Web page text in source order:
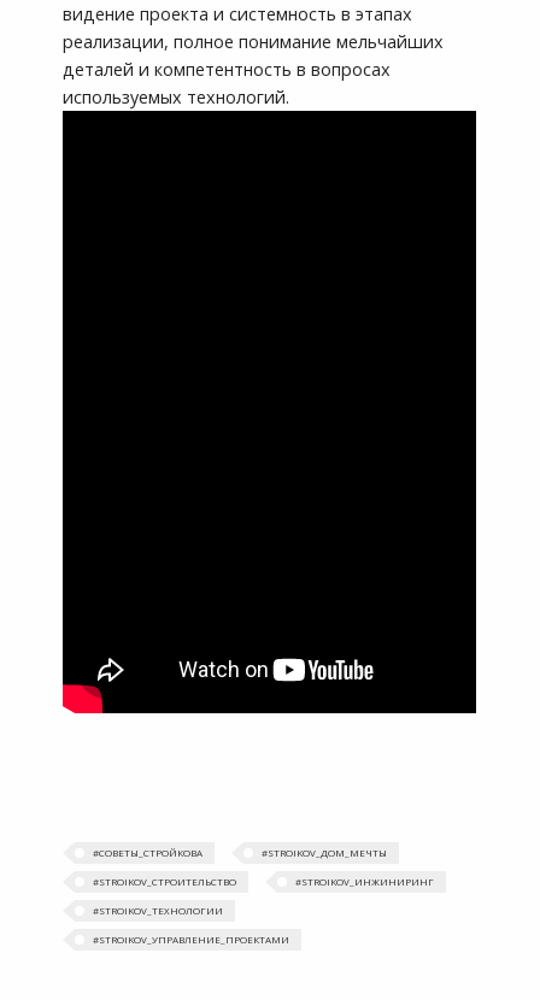
видение проекта и системность в этапах
реализации, полное понимание мельчайших
деталей и компетентность в вопросах
используемых технологий.
#‎СОВЕТЫ_СТРОЙКОВА #‎STROIKOV_ДОМ_МЕЧТЫ‬
#STROIKOV_СТРОИТЕЛЬСТВО #STROIKOV_ИНЖИНИРИНГ
#STROIKOV_ТЕХНОЛОГИИ
#STROIKOV_УПРАВЛЕНИЕ_ПРОЕКТАМИ